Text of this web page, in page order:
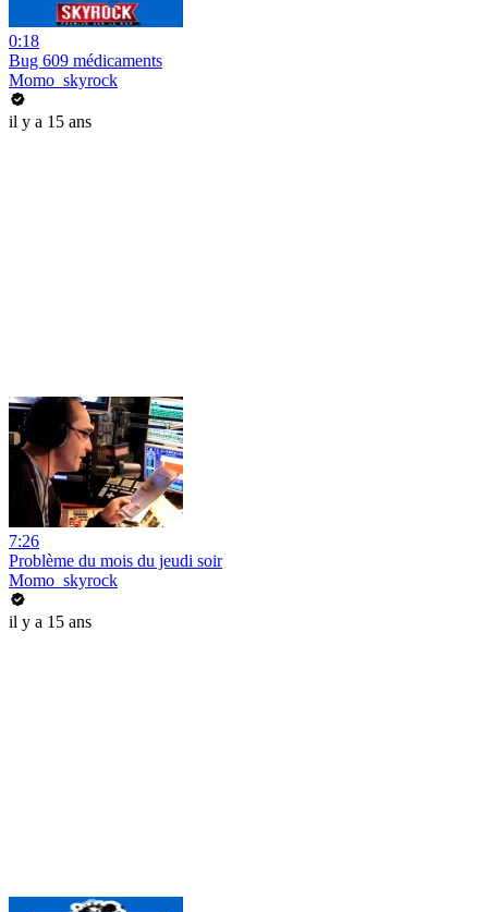
0:18
Bug 609 médicaments
Momo_skyrock
il y a 15 ans
7:26
Problème du mois du jeudi soir
Momo_skyrock
il y a 15 ans